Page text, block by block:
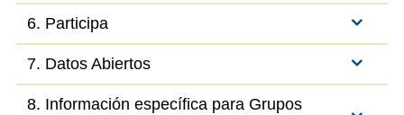
6. Participa
7. Datos Abiertos
8. Información específica para Grupos